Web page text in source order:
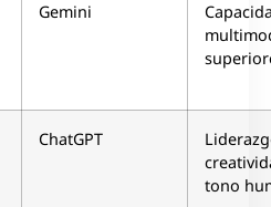
Gemini
ChatGPT
tono